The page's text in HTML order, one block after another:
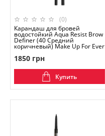
(0)
Карандаш для бровей
водостойкий Aqua Resist Brow
Definer (40 Средний
коричневый) Make Up For Ever
1850 грн
Купить